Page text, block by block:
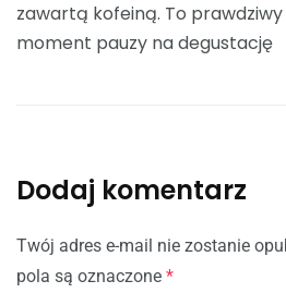
zawartą kofeiną. To prawdziwy
moment pauzy na degustację
Dodaj komentarz
Twój adres e-mail nie zostanie
pola są oznaczone *